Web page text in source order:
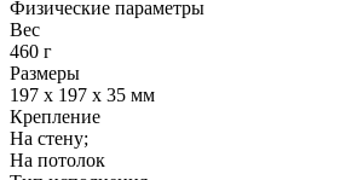
Физические параметры
Вес
460 г
Размеры
197 x 197 x 35 мм
Крепление
На стену;
На потолок